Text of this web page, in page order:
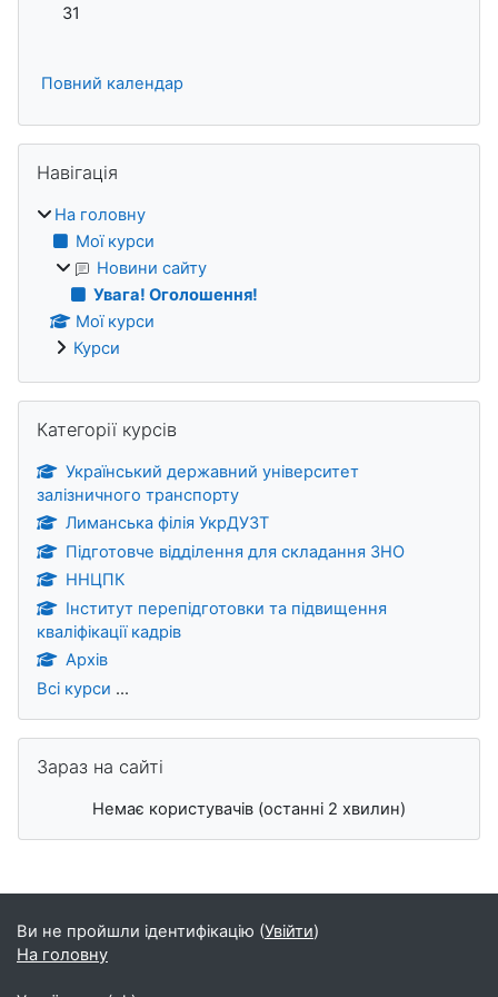
Немає подій, понеділок, 31 серпня
31
Повний календар
Навігація
На головну
Мої курси
Новини сайту
Увага! Оголошення!
Мої курси
Курси
Категорії курсів
Український державний університет
залізничного транспорту
Лиманська філія УкрДУЗТ
Підготовче відділення для складання ЗНО
ННЦПК
Інститут перепідготовки та підвищення
кваліфікації кадрів
Архів
Всі курси ...
Зараз на сайті
Немає користувачів (останні 2 хвилин)
Додаткові блоки
Ви не пройшли ідентифікацію (Увійти)
На головну